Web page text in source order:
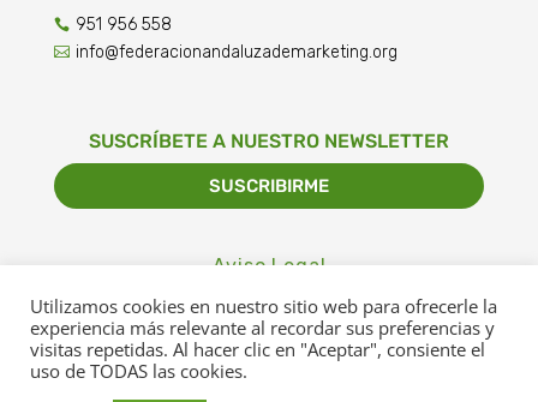
 951 956 558
 info@federacionandaluzademarketing.org
SUSCRÍBETE A NUESTRO NEWSLETTER
SUSCRIBIRME
Aviso Legal
Política de Privacidad
Política de Cookies
Utilizamos cookies en nuestro sitio web para ofrecerle la
experiencia más relevante al recordar sus preferencias y
visitas repetidas. Al hacer clic en "Aceptar", consiente el
uso de TODAS las cookies.